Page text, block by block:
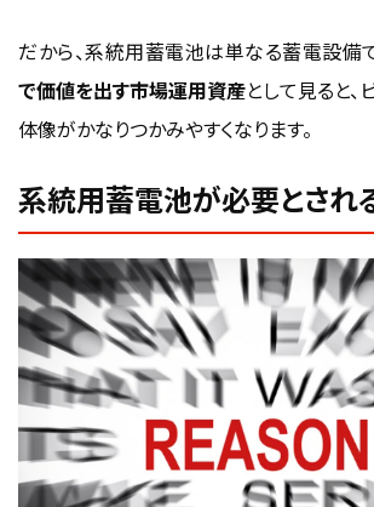
だから、系統用蓄電池は単なる蓄電設備
で価値を出す市場運用資産として見ると
体像がかなりつかみやすくなります。
系統用蓄電池が必要とされ